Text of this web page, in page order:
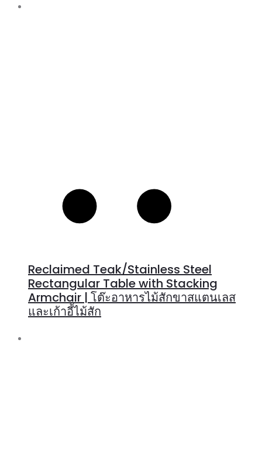
Reclaimed Teak/Stainless Steel
Rectangular Table with Stacking
Armchair | โต๊ะอาหารไม้สักขาสแตนเลส
และเก้าอี้ไม้สัก